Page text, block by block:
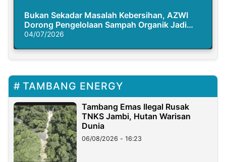
Bukan Sekadar Masalah Kebersihan, AZWI
Dorong Pengelolaan Sampah Organik Jadi
Solusi Krisis Iklim
04/07/2026
TAMBANG ENERGY
Tambang Emas Ilegal Rusak
TNKS Jambi, Hutan Warisan
Dunia
06/08/2026 - 16:23